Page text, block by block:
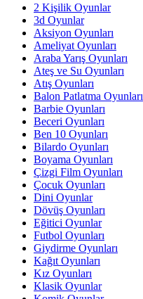
2 Kişilik Oyunlar
3d Oyunlar
Aksiyon Oyunları
Ameliyat Oyunları
Araba Yarış Oyunları
Ateş ve Su Oyunları
Atış Oyunları
Balon Patlatma Oyunları
Barbie Oyunları
Beceri Oyunları
Ben 10 Oyunları
Bilardo Oyunları
Boyama Oyunları
Çizgi Film Oyunları
Çocuk Oyunları
Dini Oyunlar
Dövüş Oyunları
Eğitici Oyunlar
Futbol Oyunları
Giydirme Oyunları
Kağıt Oyunları
Kız Oyunları
Klasik Oyunlar